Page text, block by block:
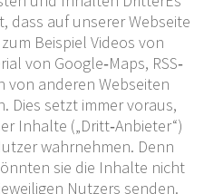
dass auf unserer Webseite
Beispiel Videos von
von Google‐Maps, RSS‐
von anderen Webseiten
Dies setzt immer voraus,
Inhalte („Dritt‐Anbieter“)
wahrnehmen. Denn
sie die Inhalte nicht
Nutzers senden.